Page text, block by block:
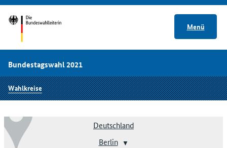
Menü
Bundestagswahl 2021
Wahlkreise
Deutschland
Berlin